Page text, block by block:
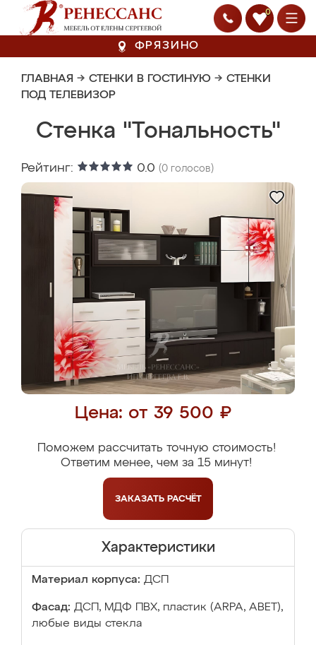
0
ФРЯЗИНО
ГЛАВНАЯ → СТЕНКИ В ГОСТИНУЮ → СТЕНКИ
ПОД ТЕЛЕВИЗОР
Стенка "Тональность"
Рейтинг: 0.0 (0 голосов)
Цена: от 39 500 ₽
Поможем рассчитать точную стоимость!
Ответим менее, чем за 15 минут!
ЗАКАЗАТЬ РАСЧЁТ
Характеристики
Материал корпуса: ДСП
Фасад: ДСП, МДФ ПВХ, пластик (ARPA, ABET),
любые виды стекла